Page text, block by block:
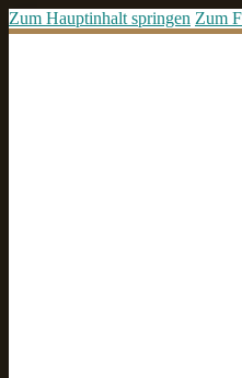
Zum Hauptinhalt springen Zum